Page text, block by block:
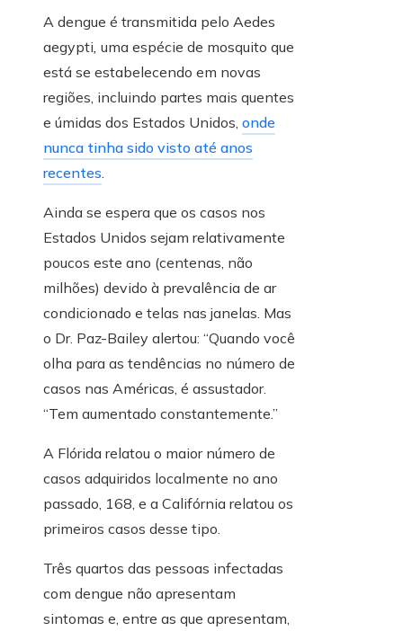
A dengue é transmitida pelo Aedes
aegypti, uma espécie de mosquito que
está se estabelecendo em novas
regiões, incluindo partes mais quentes
e úmidas dos Estados Unidos, onde
nunca tinha sido visto até anos
recentes.
Ainda se espera que os casos nos
Estados Unidos sejam relativamente
poucos este ano (centenas, não
milhões) devido à prevalência de ar
condicionado e telas nas janelas. Mas
o Dr. Paz-Bailey alertou: “Quando você
olha para as tendências no número de
casos nas Américas, é assustador.
“Tem aumentado constantemente.”
A Flórida relatou o maior número de
casos adquiridos localmente no ano
passado, 168, e a Califórnia relatou os
primeiros casos desse tipo.
Três quartos das pessoas infectadas
com dengue não apresentam
sintomas e, entre as que apresentam,